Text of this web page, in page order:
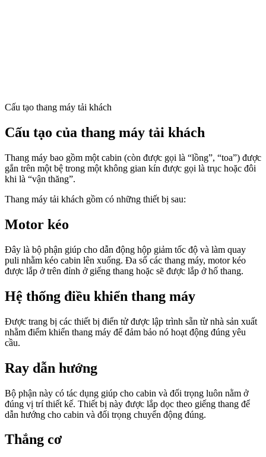
Cấu tạo thang máy tải khách
Cấu tạo của thang máy tải khách
Thang máy bao gồm một cabin (còn được gọi là “lồng”, “toa”) được
gắn trên một bệ trong một không gian kín được gọi là trục hoặc đôi
khi là “vận thăng”.
Thang máy tải khách gồm có những thiết bị sau:
Motor kéo
Đây là bộ phận giúp cho dẫn động hộp giảm tốc độ và làm quay
puli nhằm kéo cabin lên xuống. Đa số các thang máy, motor kéo
được lắp ở trên đỉnh ở giếng thang hoặc sẽ được lắp ở hố thang.
Hệ thống điều khiển thang máy
Được trang bị các thiết bị điển tử được lập trình sẵn từ nhà sản xuất
nhằm điểm khiển thang máy để đảm bảo nó hoạt động đúng yêu
cầu.
Ray dẫn hướng
Bộ phận này có tác dụng giúp cho cabin và đối trọng luôn nằm ở
đúng vị trí thiết kế. Thiết bị này được lắp dọc theo giếng thang để
dẫn hướng cho cabin và đối trọng chuyển động đúng.
Thắng cơ